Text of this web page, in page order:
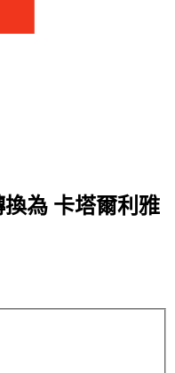
為 卡塔爾利雅